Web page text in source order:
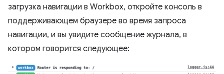
загрузка навигации в Workbox, откройте консоль в
поддерживающем браузере во время запроса
навигации, и вы увидите сообщение журнала, в
котором говорится следующее: